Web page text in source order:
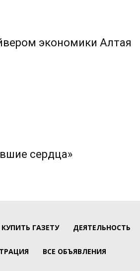
экономики Алтая
сердца»
КУПИТЬ ГАЗЕТУ ДЕЯТЕЛЬНОСТЬ
ВСЕ ОБЪЯВЛЕНИЯ